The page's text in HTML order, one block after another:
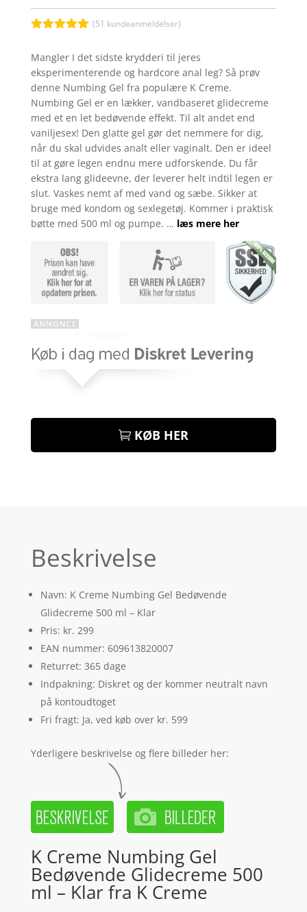
af 5
baseret på
kundebedøm
melser
(51 kundeanmeldelser)
Mangler I det sidste krydderi til jeres
eksperimenterende og hardcore anal leg? Så prøv
denne Numbing Gel fra populære K Creme.
Numbing Gel er en lækker, vandbaseret glidecreme
med et en let bedøvende effekt. Til alt andet end
vaniljesex! Den glatte gel gør det nemmere for dig,
når du skal udvides analt eller vaginalt. Den er ideel
til at gøre legen endnu mere udforskende. Du får
ekstra lang glideevne, der leverer helt indtil legen er
slut. Vaskes nemt af med vand og sæbe. Sikker at
bruge med kondom og sexlegetøj. Kommer i praktisk
bøtte med 500 ml og pumpe. … læs mere her
KØB HER
Beskrivelse
Navn: K Creme Numbing Gel Bedøvende
Glidecreme 500 ml – Klar
Pris: kr. 299
EAN nummer: 609613820007
Returret: 365 dage
Indpakning: Diskret og der kommer neutralt navn
på kontoudtoget
Fri fragt: Ja, ved køb over kr. 599
Yderligere beskrivelse og flere billeder her:
K Creme Numbing Gel
Bedøvende Glidecreme 500
ml – Klar fra K Creme